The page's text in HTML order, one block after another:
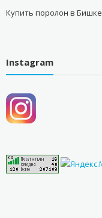
Купить поролон в
Instagram